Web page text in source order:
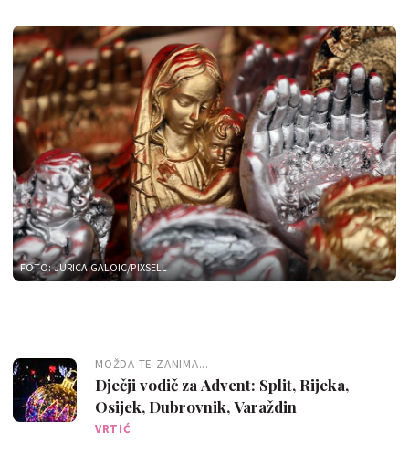
FOTO: JURICA GALOIC/PIXSELL
MOŽDA TE ZANIMA...
Dječji vodič za Advent: Split, Rijeka,
Osijek, Dubrovnik, Varaždin
VRTIĆ